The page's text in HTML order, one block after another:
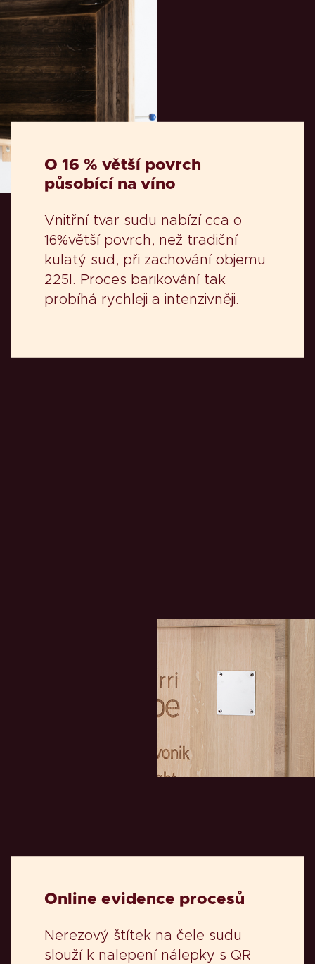
O 16 % větší povrch
působící na víno
Vnitřní tvar sudu nabízí cca o
16%větší povrch, než tradiční
kulatý sud, při zachování objemu
225l. Proces barikování tak
probíhá rychleji a intenzivněji.
Online evidence procesů
Nerezový štítek na čele sudu
slouží k nalepení nálepky s QR